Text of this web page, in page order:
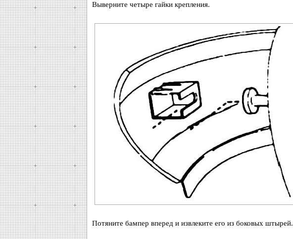
Выверните четыре гайки крепления.
Потяните бампер вперед и извлеките его из боковых штырей.